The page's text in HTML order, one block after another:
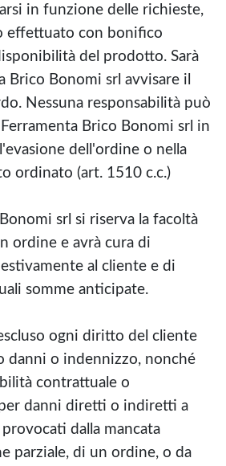
in funzione delle richieste,
effettuato con bonifico
del prodotto. Sarà
Brico Bonomi srl avvisare il
Nessuna responsabilità può
Brico Bonomi srl in
dell'ordine o nella
ordinato (art. 1510 c.c.)
srl si riserva la facoltà
ordine e avrà cura di
al cliente e di
somme anticipate.
ogni diritto del cliente
danni o indennizzo, nonché
contrattuale o
danni diretti o indiretti a
dalla mancata
parziale, di un ordine, o da